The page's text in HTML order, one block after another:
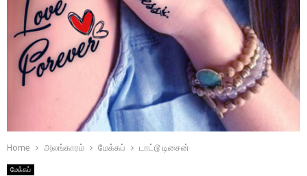
Home அலங்காரம் மேக்கப் டாட்டூ டிசைன்
மேக்கப்